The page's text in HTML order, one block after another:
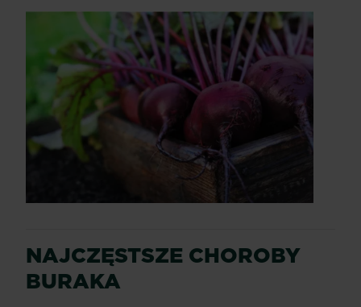
NAJCZĘSTSZE CHOROBY
BURAKA